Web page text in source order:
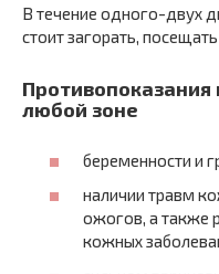
В течение одного-двух
стоит загорать,
любой зоне
беременности и
наличии травм
ожогов, а также
кожных